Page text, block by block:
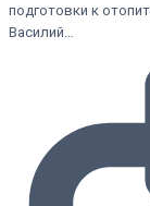
подготовки к
Василий…